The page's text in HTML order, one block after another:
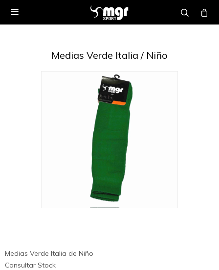

Medias Verde Italia / Niño
Medias Verde Italia de Niño
Consultar Stock